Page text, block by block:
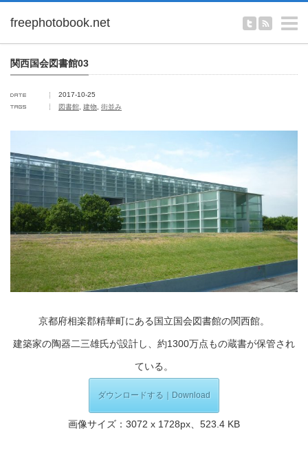
関西国会図書館03
2017-10-25
図書館 建物 街並み
京都府相楽郡精華町にある国立国会図書館の関西館。
建築家の陶器二三雄氏が設計し、約1300万点もの蔵書が保管され
ている。
ダウンロードする｜Download
画像サイズ：3072 x 1728px、523.4 KB